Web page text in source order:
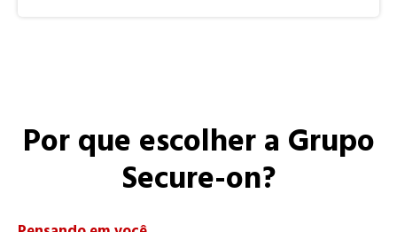
Por que escolher a Grupo
Secure-on?